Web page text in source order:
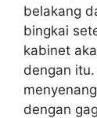
belakang
bingkai
kabinet
dengan
dengan